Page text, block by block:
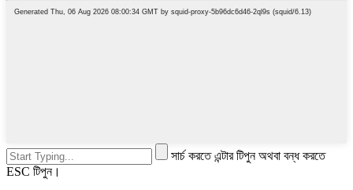
সার্চ করতে এন্টার টিপুন অথবা বন্ধ করতে
ESC টিপুন।